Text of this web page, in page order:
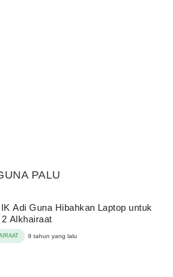
PALU
Adi Guna Hibahkan Laptop untuk
Alkhairaat
9 tahun yang lalu